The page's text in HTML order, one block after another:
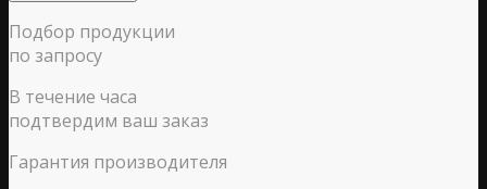
Подбор продукции
по запросу
В течение часа
подтвердим ваш заказ
Гарантия производителя